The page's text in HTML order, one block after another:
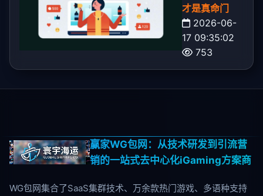
才是真命门
2026-06-
17 09:35:02
753
赢家WG包网：从技术研发到引流营
销的一站式去中心化iGaming方案商
WG包网集合了SaaS集群技术、万余款热门游戏、多语种支持